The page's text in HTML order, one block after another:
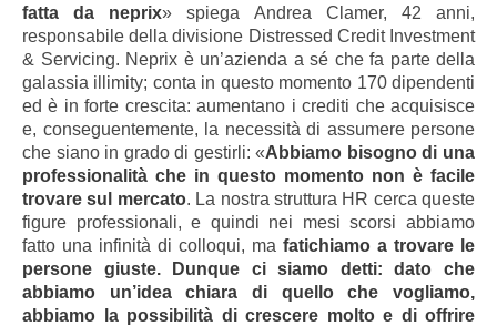
fatta da neprix» spiega Andrea Clamer, 42 anni,
responsabile della divisione Distressed Credit Investment
& Servicing. Neprix è un’azienda a sé che fa parte della
galassia illimity; conta in questo momento 170 dipendenti
ed è in forte crescita: aumentano i crediti che acquisisce
e, conseguentemente, la necessità di assumere persone
che siano in grado di gestirli: «Abbiamo bisogno di una
professionalità che in questo momento non è facile
trovare sul mercato. La nostra struttura HR cerca queste
figure professionali, e quindi nei mesi scorsi abbiamo
fatto una infinità di colloqui, ma fatichiamo a trovare le
persone giuste. Dunque ci siamo detti: dato che
abbiamo un’idea chiara di quello che vogliamo,
abbiamo la possibilità di crescere molto e di offrire